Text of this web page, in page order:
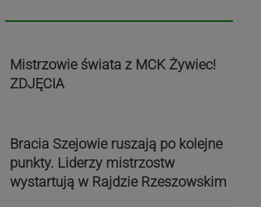
Mistrzowie świata z MCK Żywiec!
ZDJĘCIA
Bracia Szejowie ruszają po kolejne
punkty. Liderzy mistrzostw
wystartują w Rajdzie Rzeszowskim